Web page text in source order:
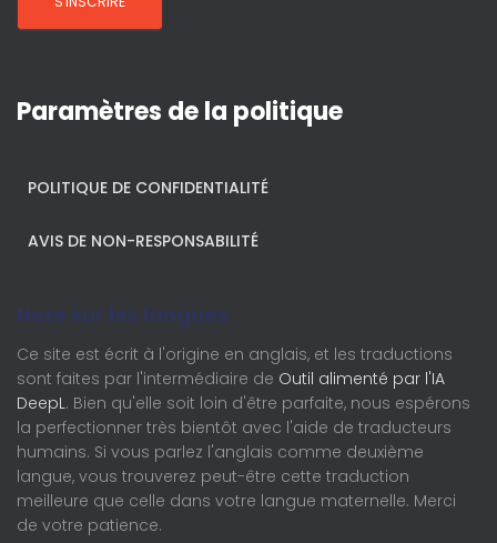
Paramètres de la politique
POLITIQUE DE CONFIDENTIALITÉ
AVIS DE NON-RESPONSABILITÉ
Note sur les langues
Ce site est écrit à l'origine en anglais, et les traductions
sont faites par l'intermédiaire de Outil alimenté par l'IA
DeepL. Bien qu'elle soit loin d'être parfaite, nous espérons
la perfectionner très bientôt avec l'aide de traducteurs
humains. Si vous parlez l'anglais comme deuxième
langue, vous trouverez peut-être cette traduction
meilleure que celle dans votre langue maternelle. Merci
de votre patience.